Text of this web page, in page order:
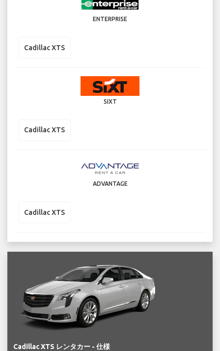
ENTERPRISE
Cadillac XTS
SIXT
Cadillac XTS
ADVANTAGE
Cadillac XTS
Cadillac XTS レンタカー - 仕様